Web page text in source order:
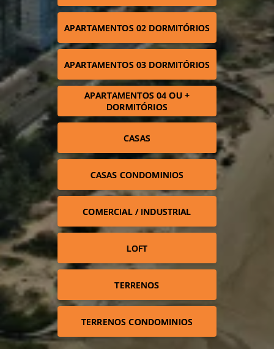
APARTAMENTOS 02 DORMITÓRIOS
APARTAMENTOS 03 DORMITÓRIOS
APARTAMENTOS 04 OU +
DORMITÓRIOS
CASAS
CASAS CONDOMINIOS
COMERCIAL / INDUSTRIAL
LOFT
TERRENOS
TERRENOS CONDOMINIOS